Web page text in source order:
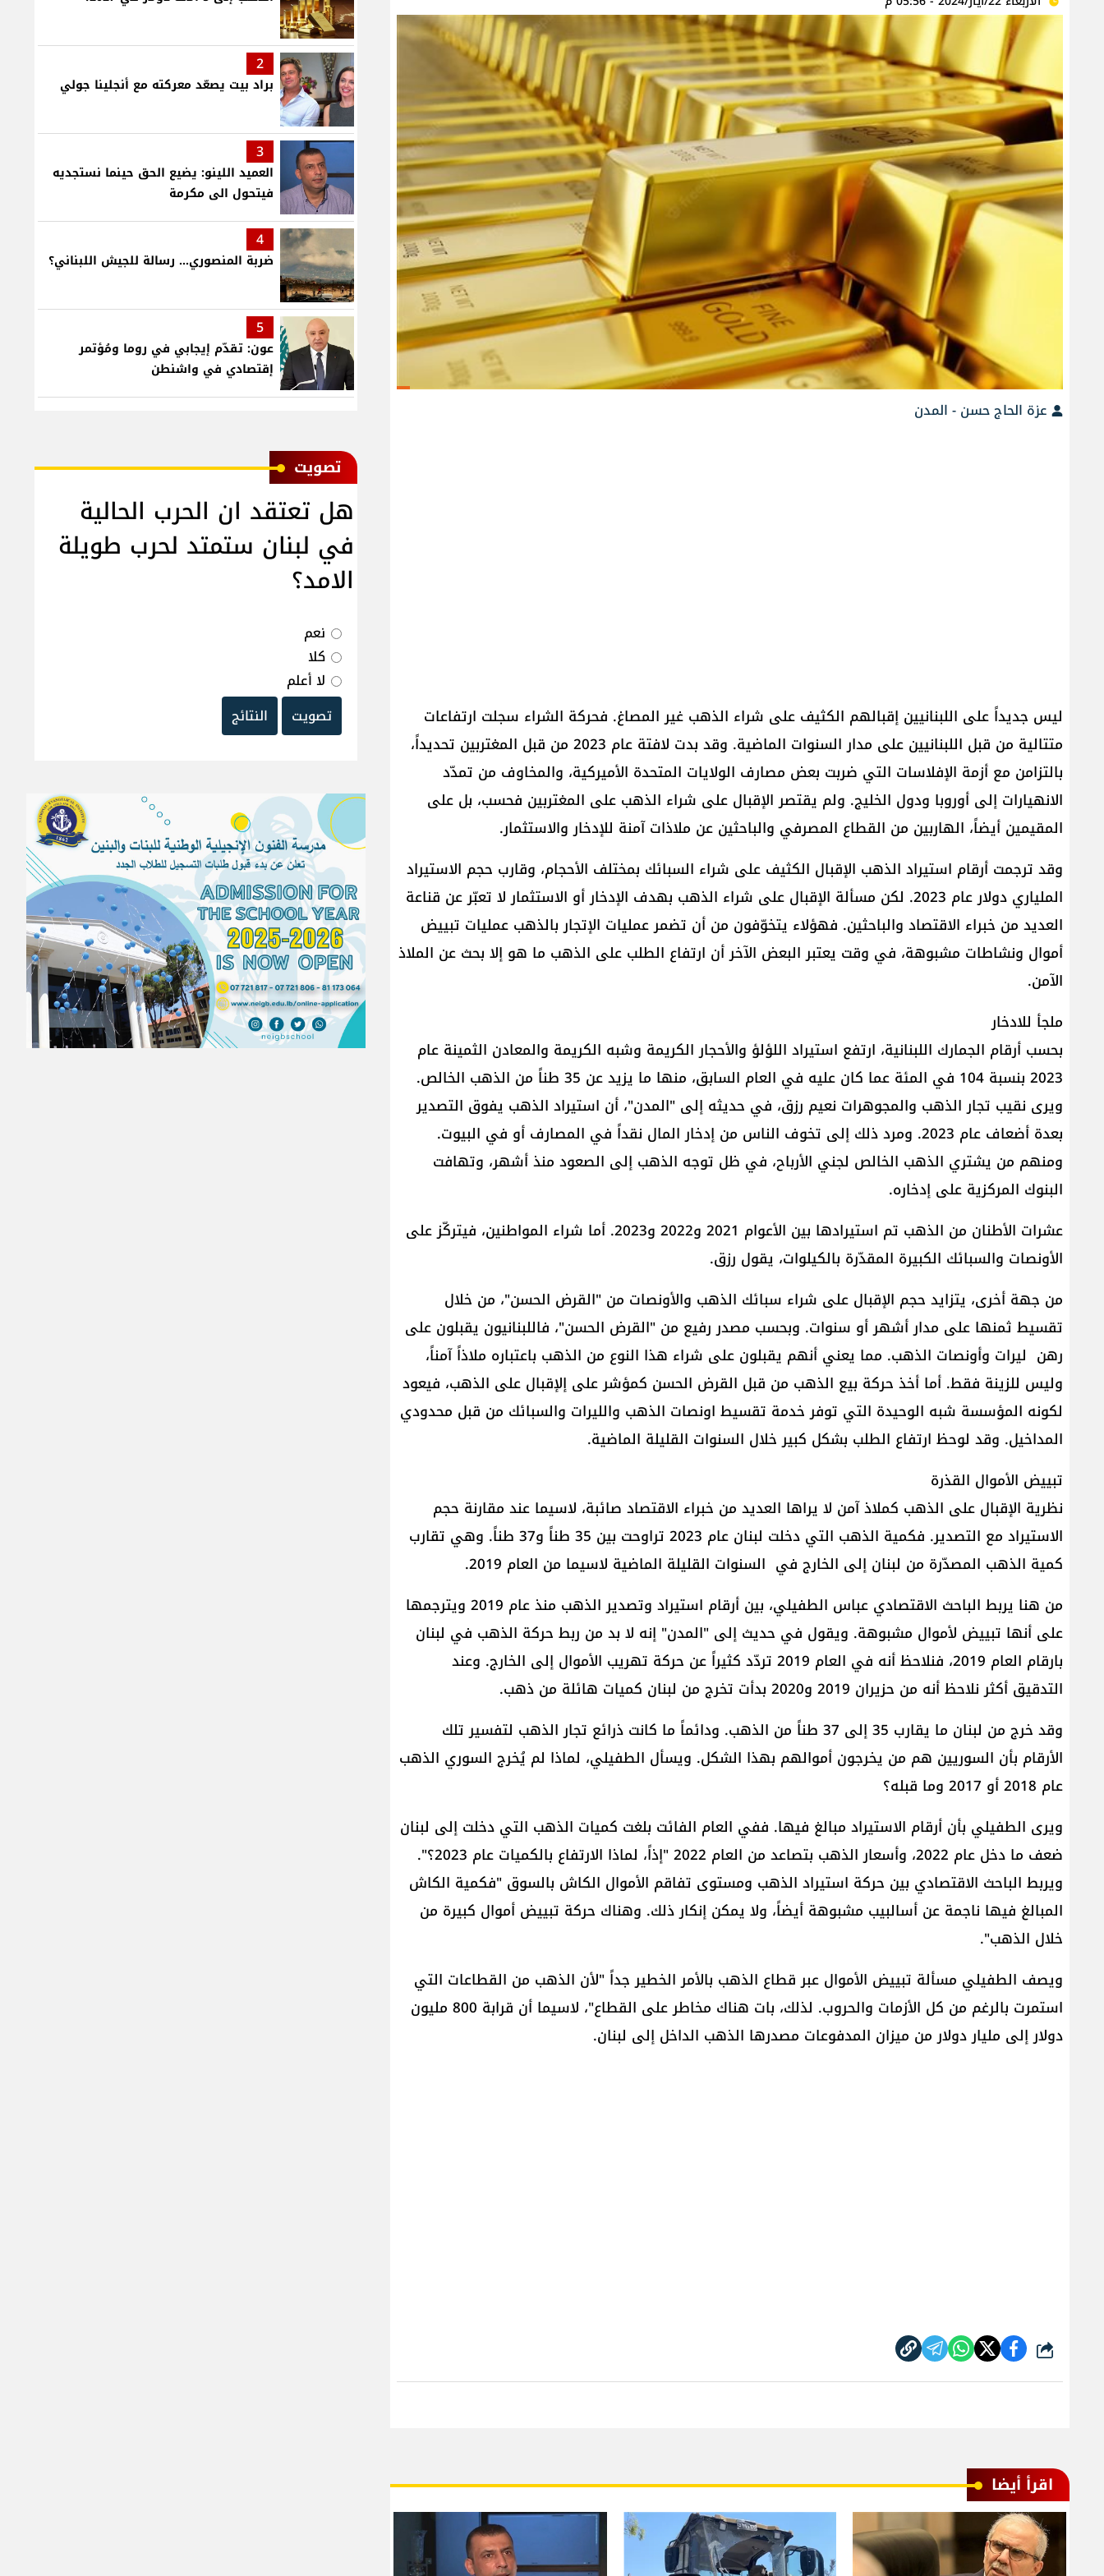
عزة الحاج حسن - المدن
ليس جديداً على اللبنانيين إقبالهم الكثيف على شراء الذهب غير المصاغ. فحركة الشراء سجلت ارتفاعات
متتالية من قبل اللبنانيين على مدار السنوات الماضية. وقد بدت لافتة عام 2023 من قبل المغتربين تحديداً،
بالتزامن مع أزمة الإفلاسات التي ضربت بعض مصارف الولايات المتحدة الأميركية، والمخاوف من تمدّد
الانهيارات إلى أوروبا ودول الخليج. ولم يقتصر الإقبال على شراء الذهب على المغتربين فحسب، بل على
المقيمين أيضاً، الهاربين من القطاع المصرفي والباحثين عن ملاذات آمنة للإدخار والاستثمار.
وقد ترجمت أرقام استيراد الذهب الإقبال الكثيف على شراء السبائك بمختلف الأحجام، وقارب حجم الاستيراد
الملياري دولار عام 2023. لكن مسألة الإقبال على شراء الذهب بهدف الإدخار أو الاستثمار لا تعبّر عن قناعة
العديد من خبراء الاقتصاد والباحثين. فهؤلاء يتخوّفون من أن تضمر عمليات الإتجار بالذهب عمليات تبييض
أموال ونشاطات مشبوهة، في وقت يعتبر البعض الآخر أن ارتفاع الطلب على الذهب ما هو إلا بحث عن الملاذ
الآمن.
ملجأ للادخار
بحسب أرقام الجمارك اللبنانية، ارتفع استيراد اللؤلؤ والأحجار الكريمة وشبه الكريمة والمعادن الثمينة عام
2023 بنسبة 104 في المئة عما كان عليه في العام السابق، منها ما يزيد عن 35 طناً من الذهب الخالص.
ويرى نقيب تجار الذهب والمجوهرات نعيم رزق، في حديثه إلى "المدن"، أن استيراد الذهب يفوق التصدير
بعدة أضعاف عام 2023. ومرد ذلك إلى تخوف الناس من إدخار المال نقداً في المصارف أو في البيوت.
ومنهم من يشتري الذهب الخالص لجني الأرباح، في ظل توجه الذهب إلى الصعود منذ أشهر، وتهافت
البنوك المركزية على إدخاره.
عشرات الأطنان من الذهب تم استيرادها بين الأعوام 2021 و2022 و2023. أما شراء المواطنين، فيتركّز على
الأونصات والسبائك الكبيرة المقدّرة بالكيلوات، يقول رزق.
من جهة أخرى، يتزايد حجم الإقبال على شراء سبائك الذهب والأونصات من "القرض الحسن"، من خلال
تقسيط ثمنها على مدار أشهر أو سنوات. وبحسب مصدر رفيع من "القرض الحسن"، فاللبنانيون يقبلون على
رهن ليرات وأونصات الذهب. مما يعني أنهم يقبلون على شراء هذا النوع من الذهب باعتباره ملاذاً آمناً،
وليس للزينة فقط. أما أخذ حركة بيع الذهب من قبل القرض الحسن كمؤشر على إلإقبال على الذهب، فيعود
لكونه المؤسسة شبه الوحيدة التي توفر خدمة تقسيط اونصات الذهب والليرات والسبائك من قبل محدودي
المداخيل. وقد لوحظ ارتفاع الطلب بشكل كبير خلال السنوات القليلة الماضية.
تبييض الأموال القذرة
نظرية الإقبال على الذهب كملاذ آمن لا يراها العديد من خبراء الاقتصاد صائبة، لاسيما عند مقارنة حجم
الاستيراد مع التصدير. فكمية الذهب التي دخلت لبنان عام 2023 تراوحت بين 35 طناً و37 طناً. وهي تقارب
كمية الذهب المصدّرة من لبنان إلى الخارج في السنوات القليلة الماضية لاسيما من العام 2019.
من هنا يربط الباحث الاقتصادي عباس الطفيلي، بين أرقام استيراد وتصدير الذهب منذ عام 2019 ويترجمها
على أنها تبييض لأموال مشبوهة. ويقول في حديث إلى "المدن" إنه لا بد من ربط حركة الذهب في لبنان
بارقام العام 2019، فنلاحظ أنه في العام 2019 تردّد كثيراً عن حركة تهريب الأموال إلى الخارج. وعند
التدقيق أكثر نلاحظ أنه من حزيران 2019 و2020 بدأت تخرج من لبنان كميات هائلة من ذهب.
وقد خرج من لبنان ما يقارب 35 إلى 37 طناً من الذهب. ودائماً ما كانت ذرائع تجار الذهب لتفسير تلك
الأرقام بأن السوريين هم من يخرجون أموالهم بهذا الشكل. ويسأل الطفيلي، لماذا لم يُخرج السوري الذهب
عام 2018 أو 2017 وما قبله؟
ويرى الطفيلي بأن أرقام الاستيراد مبالغ فيها. ففي العام الفائت بلغت كميات الذهب التي دخلت إلى لبنان
ضعف ما دخل عام 2022، وأسعار الذهب بتصاعد من العام 2022 "إذاً، لماذا الارتفاع بالكميات عام 2023؟".
ويربط الباحث الاقتصادي بين حركة استيراد الذهب ومستوى تفاقم الأموال الكاش بالسوق "فكمية الكاش
المبالغ فيها ناجمة عن أسالبيب مشبوهة أيضاً، ولا يمكن إنكار ذلك. وهناك حركة تبييض أموال كبيرة من
خلال الذهب".
ويصف الطفيلي مسألة تبييض الأموال عبر قطاع الذهب بالأمر الخطير جداً "لأن الذهب من القطاعات التي
استمرت بالرغم من كل الأزمات والحروب. لذلك، بات هناك مخاطر على القطاع"، لاسيما أن قرابة 800 مليون
دولار إلى مليار دولار من ميزان المدفوعات مصدرها الذهب الداخل إلى لبنان.
شارك
اقرأ أيضا
2
براد بيت يصعّد معركته مع أنجلينا جولي
3
العميد اللينو: يضيع الحق حينما نستجديه
فيتحول الى مكرمة
4
ضربة المنصوري... رسالة للجيش اللبناني؟
5
عون: تقدّم إيجابي في روما ومُؤتمر
إقتصادي في واشنطن
ﺗﺼﻮﻳﺖ
هل تعتقد ان الحرب الحالية
في لبنان ستمتد لحرب طويلة
الامد؟
نعم
كلا
لا أعلم
تصويت
النتائج